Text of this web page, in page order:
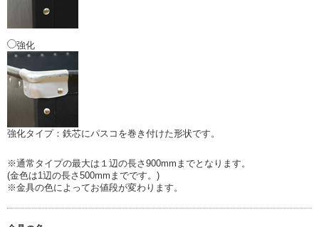
強化
強化タイプ：鉄芯にパスコを巻き付けた形状です。
※通常タイプの最大は１辺の長さ900mmまでとなります。
(金色は1辺の長さ500mmまでです。)
※金具の色によってお値段が変わります。